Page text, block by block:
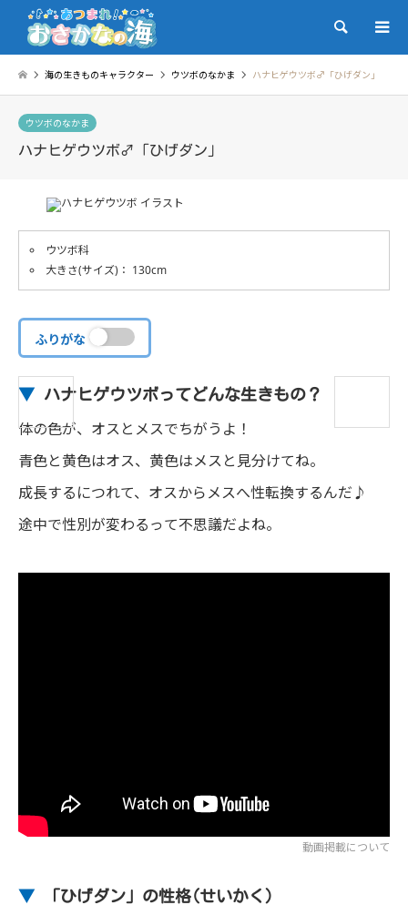
検索
海の生きものキャラクター ウツボのなかま ハナヒゲウツボ♂「ひげダン」
ウツボのなかま
ハナヒゲウツボ♂「ひげダン」
ウツボ科
大きさ(サイズ)： 130cm
ふりがな
▼ ハナヒゲウツボってどんな生きもの？
体の色が、オスとメスでちがうよ！
青色と黄色はオス、 黄色はメスと見分けてね。
成長するにつれて、オスからメスへ性転換するんだ♪
途中で性別が変わるって不思議だよね。
動画掲載について
▼ 「ひげダン」の性格(せいかく)